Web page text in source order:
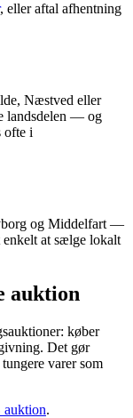
, eller aftal afhentning
Næstved eller
landsdelen — og
ofte i
og Middelfart —
at sælge lokalt
auktion
køber
Det gør
varer som
.